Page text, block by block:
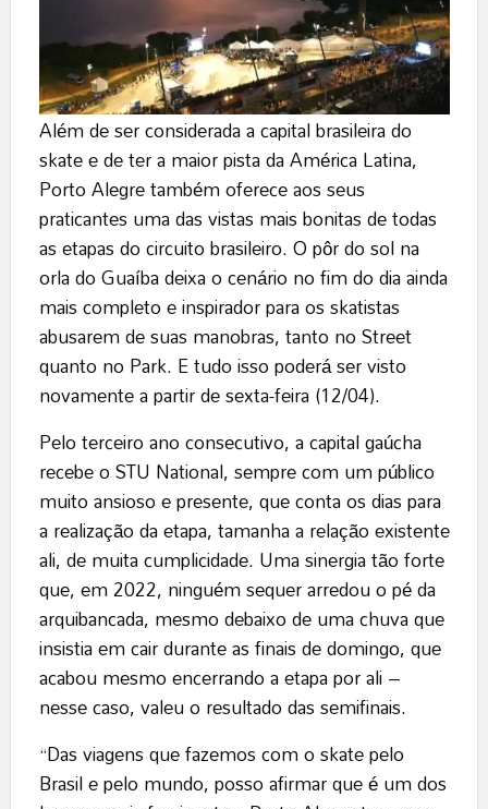
Além de ser considerada a capital brasileira do
skate e de ter a maior pista da América Latina,
Porto Alegre também oferece aos seus
praticantes uma das vistas mais bonitas de todas
as etapas do circuito brasileiro. O pôr do sol na
orla do Guaíba deixa o cenário no fim do dia ainda
mais completo e inspirador para os skatistas
abusarem de suas manobras, tanto no Street
quanto no Park. E tudo isso poderá ser visto
novamente a partir de sexta-feira (12/04).
Pelo terceiro ano consecutivo, a capital gaúcha
recebe o STU National, sempre com um público
muito ansioso e presente, que conta os dias para
a realização da etapa, tamanha a relação existente
ali, de muita cumplicidade. Uma sinergia tão forte
que, em 2022, ninguém sequer arredou o pé da
arquibancada, mesmo debaixo de uma chuva que
insistia em cair durante as finais de domingo, que
acabou mesmo encerrando a etapa por ali –
nesse caso, valeu o resultado das semifinais.
“Das viagens que fazemos com o skate pelo
Brasil e pelo mundo, posso afirmar que é um dos